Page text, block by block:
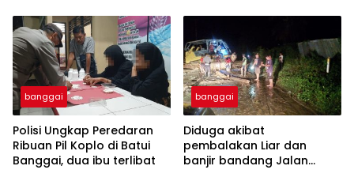
banggai
Polisi Ungkap Peredaran
Ribuan Pil Koplo di Batui
Banggai, dua ibu terlibat
banggai
Diduga akibat
pembalakan Liar dan
banjir bandang Jalan